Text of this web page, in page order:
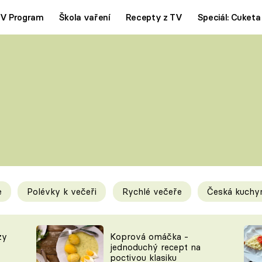
Program Škola vaření Recepty z TV Speciál: Cuketa
Tipy a triky
KAM ZA JÍDLEM
Polévky k večeři Rychlé večeře Česká
Koprová omáčka -
jednoduchý recept na
poctivou klasiku